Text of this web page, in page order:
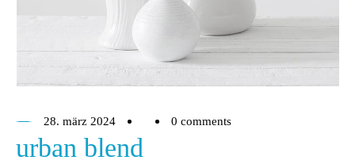
28. märz 2024 0 comments
urban blend